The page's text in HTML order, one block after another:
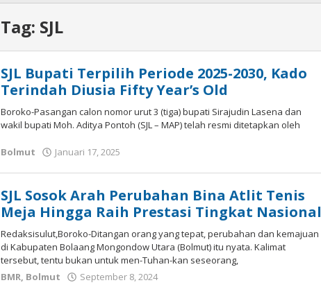
Tag: SJL
SJL Bupati Terpilih Periode 2025-2030, Kado
Terindah Diusia Fifty Year’s Old
Boroko-Pasangan calon nomor urut 3 (tiga) bupati Sirajudin Lasena dan
wakil bupati Moh. Aditya Pontoh (SJL – MAP) telah resmi ditetapkan oleh
Bolmut Januari 17, 2025
SJL Sosok Arah Perubahan Bina Atlit Tenis
Meja Hingga Raih Prestasi Tingkat Nasional
Redaksisulut,Boroko-Ditangan orang yang tepat, perubahan dan kemajuan
di Kabupaten Bolaang Mongondow Utara (Bolmut) itu nyata. Kalimat
tersebut, tentu bukan untuk men-Tuhan-kan seseorang,
BMR, Bolmut September 8, 2024